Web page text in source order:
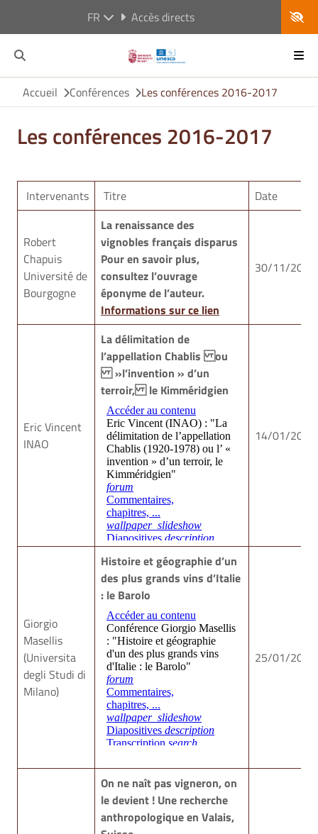
FR Accès directs
Accueil Conférences Les conférences 2016-2017
Les conférences 2016-2017
Intervenants Titre Date
Robert
Chapuis
Université de
Bourgogne
La renaissance des
vignobles français disparus
Pour en savoir plus,
consultez l’ouvrage
éponyme de l’auteur.
Informations sur ce lien
30/11/2016
Eric Vincent
INAO
La délimitation de
l’appellation Chablis ou
»l’invention » d’un
terroir, le Kimméridgien
14/01/2016
Giorgio
Masellis
(Universita
degli Studi di
Milano)
Histoire et géographie d’un
des plus grands vins d’Italie
: le Barolo
25/01/2017
On ne naît pas vigneron, on
le devient ! Une recherche
anthropologique en Valais,